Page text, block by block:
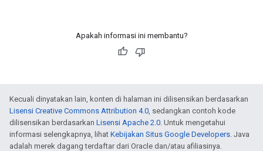
Apakah informasi ini membantu?
Kecuali dinyatakan lain, konten di halaman ini dilisensikan berdasarkan
Lisensi Creative Commons Attribution 4.0, sedangkan contoh kode
dilisensikan berdasarkan Lisensi Apache 2.0. Untuk mengetahui
informasi selengkapnya, lihat Kebijakan Situs Google Developers. Java
adalah merek dagang terdaftar dari Oracle dan/atau afiliasinya.